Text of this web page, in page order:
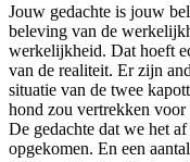
Jouw gedachte is jouw
beleving van de
werkelijkheid. Dat hoeft
van de realiteit. Er zijn
situatie van de twee
hond zou vertrekken
De gedachte dat we het
opgekomen. En een